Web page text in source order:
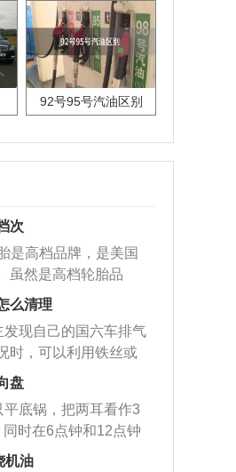
92号95号汽油区别
次
是高档品牌，是美国
虽然是高档轮胎品
的轮胎都有生产，这
拓市场。
么清理
现自己的国六车排气
时，可以利用铁丝或
杂物给取出来，如果
，也可以采取应急措
接利用木棍将所有的
面的位置处，然后将
，就可以将堵塞的东
盘
底锅，把两耳看作3
时在6点钟和12点钟
<&list>2、双手握住
机油